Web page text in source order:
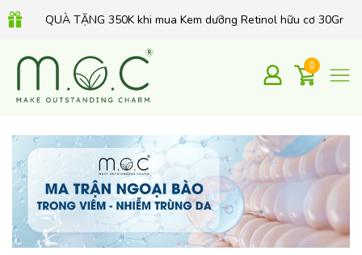
QUÀ TẶNG 350K khi mua Kem dưỡng Retinol hữu cơ 30Gr
0